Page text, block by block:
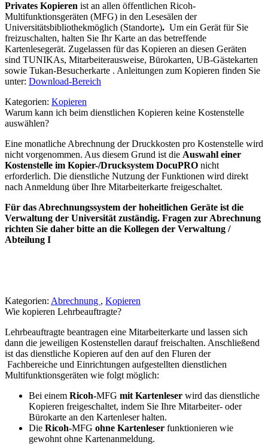
Privates Kopieren ist an allen öffentlichen Ricoh-
Multifunktionsgeräten (MFG) in den Lesesälen der
Universitätsbibliothekmöglich (Standorte). Um ein Gerät für Sie
freizuschalten, halten Sie Ihr Karte an das betreffende
Kartenlesegerät. Zugelassen für das Kopieren an diesen Geräten
sind TUNIKAs, Mitarbeiterausweise, Bürokarten, UB-Gästekarten
sowie Tukan-Besucherkarte . Anleitungen zum Kopieren finden Sie
unter: Download-Bereich
Kategorien: Kopieren
Warum kann ich beim dienstlichen Kopieren keine Kostenstelle
auswählen?
Eine monatliche Abrechnung der Druckkosten pro Kostenstelle wird
nicht vorgenommen. Aus diesem Grund ist die Auswahl einer
Kostenstelle im Kopier-/Drucksystem DocuPRO nicht
erforderlich. Die dienstliche Nutzung der Funktionen wird direkt
nach Anmeldung über Ihre Mitarbeiterkarte freigeschaltet.
Für das Abrechnungssystem der hoheitlichen Geräte ist die
Verwaltung der Universität zuständig. Fragen zur Abrechnung
richten Sie daher bitte an die Kollegen der Verwaltung /
Abteilung I
Kategorien: Abrechnung , Kopieren
Wie kopieren Lehrbeauftragte?
Lehrbeauftragte beantragen eine Mitarbeiterkarte und lassen sich
dann die jeweiligen Kostenstellen darauf freischalten. Anschließend
ist das dienstliche Kopieren auf den auf den Fluren der
Fachbereiche und Einrichtungen aufgestellten dienstlichen
Multifunktionsgeräten wie folgt möglich:
Bei einem Ricoh-MFG mit Kartenleser wird das dienstliche
Kopieren freigeschaltet, indem Sie Ihre Mitarbeiter- oder
Bürokarte an den Kartenleser halten.
Die Ricoh-MFG ohne Kartenleser funktionieren wie
gewohnt ohne Kartenanmeldung.